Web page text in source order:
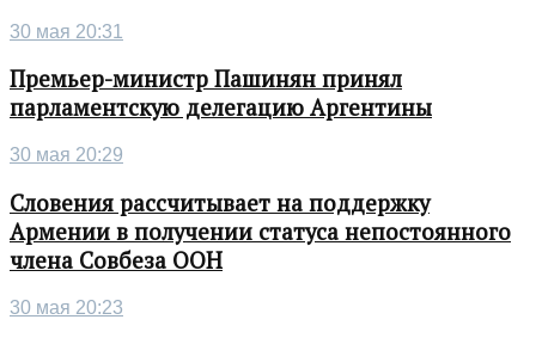
30 мая 20:31
Премьер-министр Пашинян принял
парламентскую делегацию Аргентины
30 мая 20:29
Словения рассчитывает на поддержку
Армении в получении статуса непостоянного
члена Совбеза ООН
30 мая 20:23